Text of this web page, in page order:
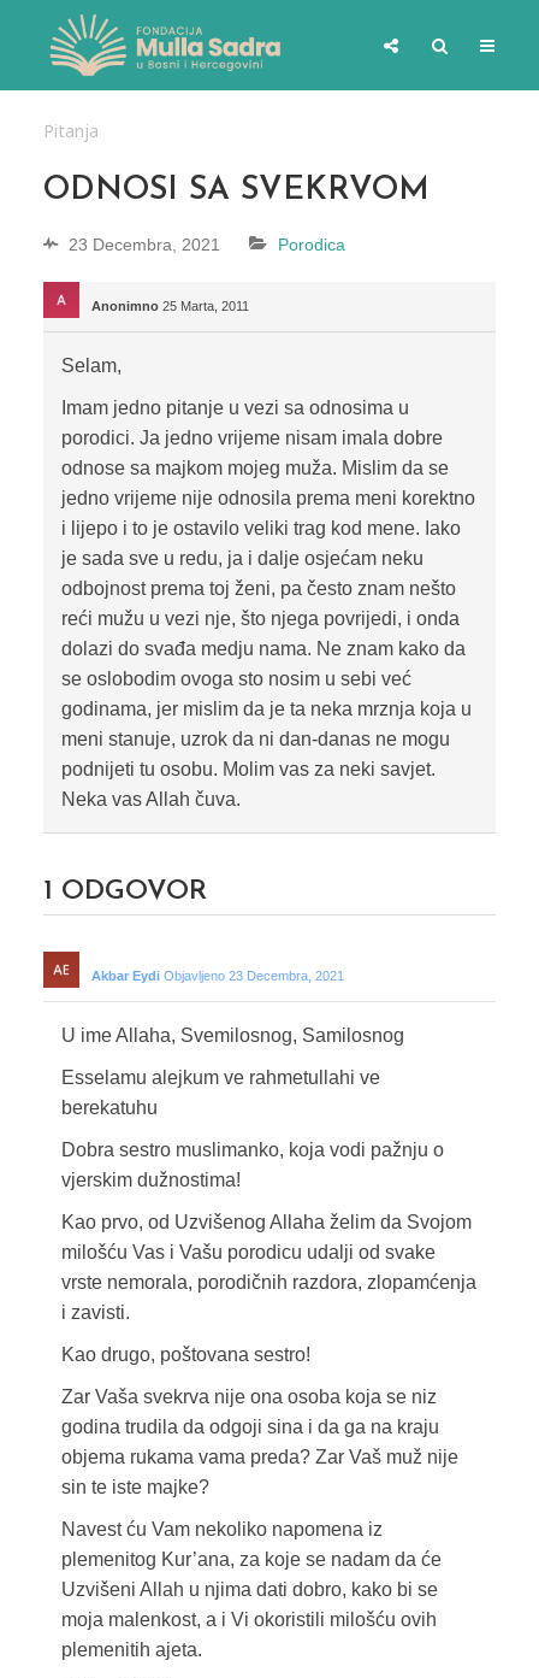
Pitanja
ODNOSI SA SVEKRVOM
23 Decembra, 2021 Porodica
Anonimno 25 Marta, 2011
Selam,
Imam jedno pitanje u vezi sa odnosima u
porodici. Ja jedno vrijeme nisam imala dobre
odnose sa majkom mojeg muža. Mislim da se
jedno vrijeme nije odnosila prema meni korektno
i lijepo i to je ostavilo veliki trag kod mene. Iako
je sada sve u redu, ja i dalje osjećam neku
odbojnost prema toj ženi, pa često znam nešto
reći mužu u vezi nje, što njega povrijedi, i onda
dolazi do svađa medju nama. Ne znam kako da
se oslobodim ovoga sto nosim u sebi već
godinama, jer mislim da je ta neka mrznja koja u
meni stanuje, uzrok da ni dan-danas ne mogu
podnijeti tu osobu. Molim vas za neki savjet.
Neka vas Allah čuva.
1 ODGOVOR
Akbar Eydi Objavljeno 23 Decembra, 2021
U ime Allaha, Svemilosnog, Samilosnog
Esselamu alejkum ve rahmetullahi ve
berekatuhu
Dobra sestro muslimanko, koja vodi pažnju o
vjerskim dužnostima!
Kao prvo, od Uzvišenog Allaha želim da Svojom
milošću Vas i Vašu porodicu udalji od svake
vrste nemorala, porodičnih razdora, zlopamćenja
i zavisti.
Kao drugo, poštovana sestro!
Zar Vaša svekrva nije ona osoba koja se niz
godina trudila da odgoji sina i da ga na kraju
objema rukama vama preda? Zar Vaš muž nije
sin te iste majke?
Navest ću Vam nekoliko napomena iz
plemenitog Kur’ana, za koje se nadam da će
Uzvišeni Allah u njima dati dobro, kako bi se
moja malenkost, a i Vi okoristili milošću ovih
plemenitih ajeta.